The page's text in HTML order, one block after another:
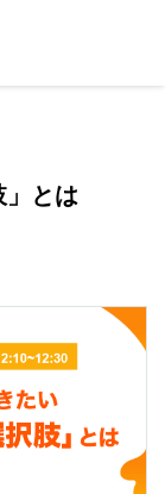
」とは